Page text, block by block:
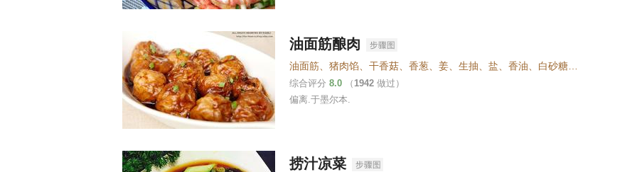
油面筋酿肉
综合评分 8.0 （ 1942 做过）
偏离.于墨尔本.
捞汁凉菜